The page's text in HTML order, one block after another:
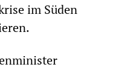
im Süden